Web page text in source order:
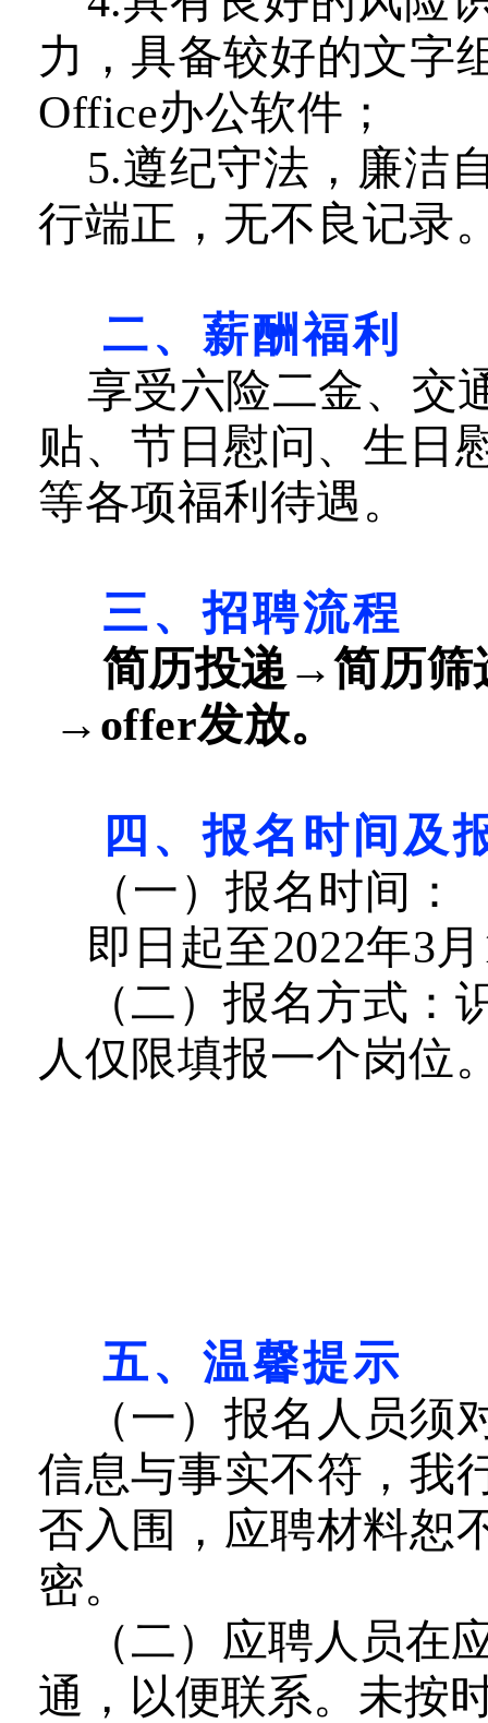
力，具备较好的文字
Office办公软件 ；
5.遵纪守法，廉洁
行端正， 无不良记录
二、薪酬福利
享受六险二金、交
贴、节日慰问、生日
等各项福利待遇。
三、招聘流程
简历投递→简历
→ offer发放。
四、报名时间及
（一）报名时间：
即日起至2022年3月
（二）报名方式：
人仅限填报一个岗位
五、温馨提示
（一）报名人员
信息与事实不符，我
否入围，应聘材料恕
密。
（二）应聘人员在
通，以便联系。未按